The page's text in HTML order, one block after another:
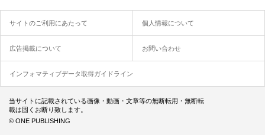
サイトのご利用にあたって 個人情報について
広告掲載について お問い合わせ
インフォマティブデータ取得ガイドライン
当サイトに記載されている画像・動画・文章等の無断転用・無断転
載は固くお断り致します。
© ONE PUBLISHING